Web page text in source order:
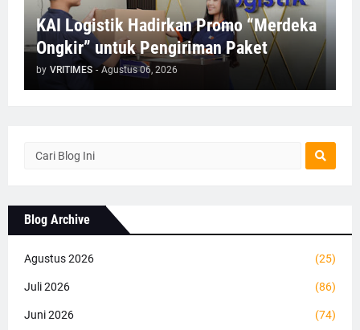
KAI Logistik Hadirkan Promo “Merdeka
Ongkir” untuk Pengiriman Paket
by VRITIMES - Agustus 06, 2026
Blog Archive
Agustus 2026 (25)
Juli 2026 (86)
Juni 2026 (74)